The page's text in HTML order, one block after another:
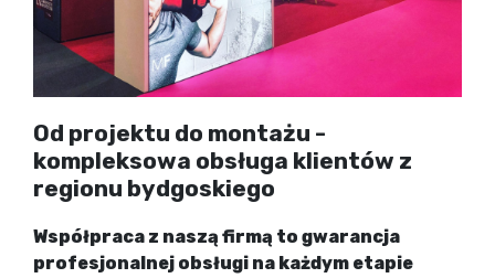
Od projektu do montażu -
kompleksowa obsługa klientów z
regionu bydgoskiego
Współpraca z naszą firmą to gwarancja
profesjonalnej obsługi na każdym etapie